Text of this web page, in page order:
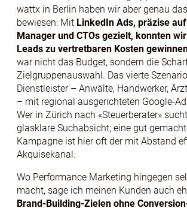
wattx in Berlin haben wir aber genau das
bewiesen: Mit LinkedIn Ads, präzise
Manager und CTOs gezielt, konnten
Leads zu vertretbaren Kosten
war nicht das Budget, sondern die
Zielgruppenauswahl. Das vierte
Dienstleister – Anwälte, Handwerker,
– mit regional ausgerichteten Google-
Wer in Zürich nach «Steuerberater»
glasklare Suchabsicht; eine gut
Kampagne ist hier oft der mit Abstand
Akquisekanal.
Wo Performance Marketing hingegen
macht, sage ich meinen Kunden auch
Brand-Building-Zielen ohne